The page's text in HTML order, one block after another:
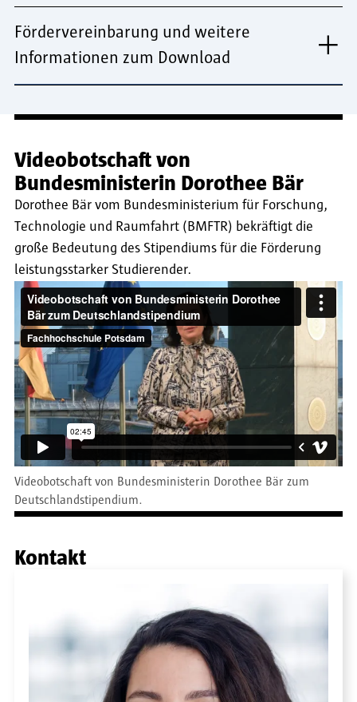
Fördervereinbarung und weitere
Informationen zum Download
Videobotschaft von
Bundesministerin Dorothee Bär
Dorothee Bär vom Bundesministerium für Forschung,
Technologie und Raumfahrt (BMFTR) bekräftigt die
große Bedeutung des Stipendiums für die Förderung
leistungsstarker Studierender.
Videobotschaft von Bundesministerin Dorothee Bär zum
Deutschlandstipendium.
Kontakt